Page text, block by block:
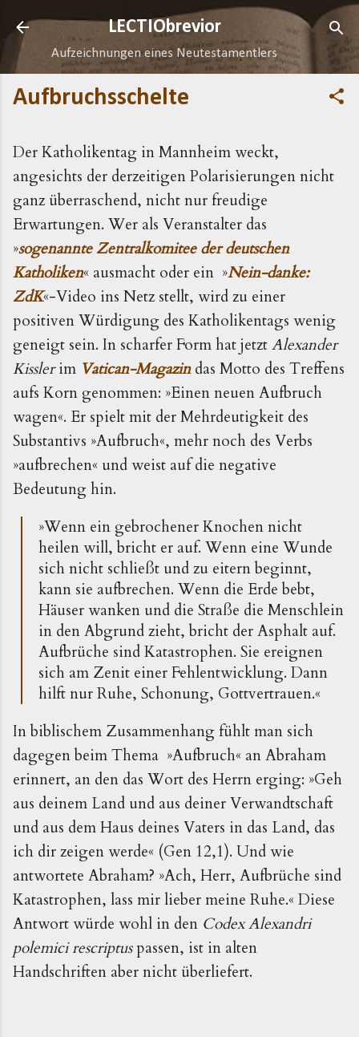
Direkt zum Hauptbereich
LECTIObrevior
Aufzeichnungen eines Neutestamentlers
Aufbruchsschelte
Der Katholikentag in Mannheim weckt,
angesichts der derzeitigen Polarisierungen nicht
ganz überraschend, nicht nur freudige
Erwartungen. Wer als Veranstalter das
»sogenannte Zentralkomitee der deutschen
Katholiken« ausmacht oder ein »Nein-danke:
ZdK«-Video ins Netz stellt, wird zu einer
positiven Würdigung des Katholikentags wenig
geneigt sein. In scharfer Form hat jetztAlexander
Kisslerim Vatican-Magazindas Motto des Treffens
aufs Korn genommen: »Einen neuen Aufbruch
wagen«. Er spielt mit der Mehrdeutigkeit des
Substantivs »Aufbruch«, mehr noch des Verbs
»aufbrechen« und weist auf die negative
Bedeutung hin.
»Wenn ein gebrochener Knochen nicht
heilen will, bricht er auf. Wenn eine Wunde
sich nicht schließt und zu eitern beginnt,
kann sie aufbrechen. Wenn die Erde bebt,
Häuser wanken und die Straße die Menschlein
in den Abgrund zieht, bricht der Asphalt auf.
Aufbrüche sind Katastrophen. Sie ereignen
sich am Zenit einer Fehlentwicklung. Dann
hilft nur Ruhe, Schonung, Gottvertrauen.«
In biblischem Zusammenhang fühlt man sich
dagegen beim Thema »Aufbruch« an Abraham
erinnert, an den das Wort des Herrn erging: »Geh
aus deinem Land und aus deiner Verwandtschaft
und aus dem Haus deines Vaters in das Land, das
ich dir zeigen werde« (Gen 12,1). Und wie
antwortete Abraham? »Ach, Herr, Aufbrüche sind
Katastrophen, lass mir lieber meine Ruhe.« Diese
Antwort würde wohl in den Codex Alexandri
polemici rescriptuspassen, ist in alten
Handschriften aber nicht überliefert.